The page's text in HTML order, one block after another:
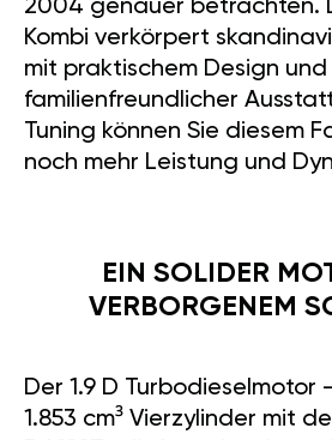
2004 genauer betrachten.
Kombi verkörpert
mit praktischem Design und
familienfreundlicher
Tuning können Sie diesem
noch mehr Leistung und
EIN SOLIDER
VERBORGENEM
Der 1.9 D Turbodieselmotor
1.853 cm³ Vierzylinder mit